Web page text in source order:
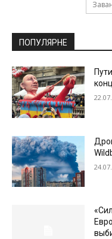
ПОПУЛЯРНЕ